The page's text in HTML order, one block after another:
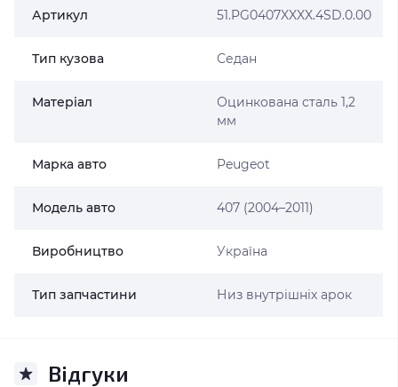
Артикул 51.PG0407XXXX.4SD.0.00
Тип кузова Седан
Матеріал
Оцинкована сталь 1,2
мм
Марка авто Peugeot
Модель авто 407 (2004–2011)
Виробництво Україна
Тип запчастини Низ внутрішніх арок
Відгуки